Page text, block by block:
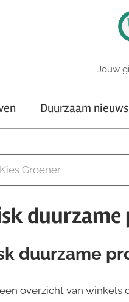
Jouw
Duurzaam nieuws
duurzame
overzicht van winkels